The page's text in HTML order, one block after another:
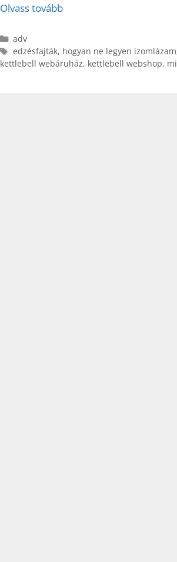
Olvass tovább
Kategória
adv
Címkék
edzésfajták, hogyan ne legyen izomlázam
kettlebell webáruház, kettlebell webshop,